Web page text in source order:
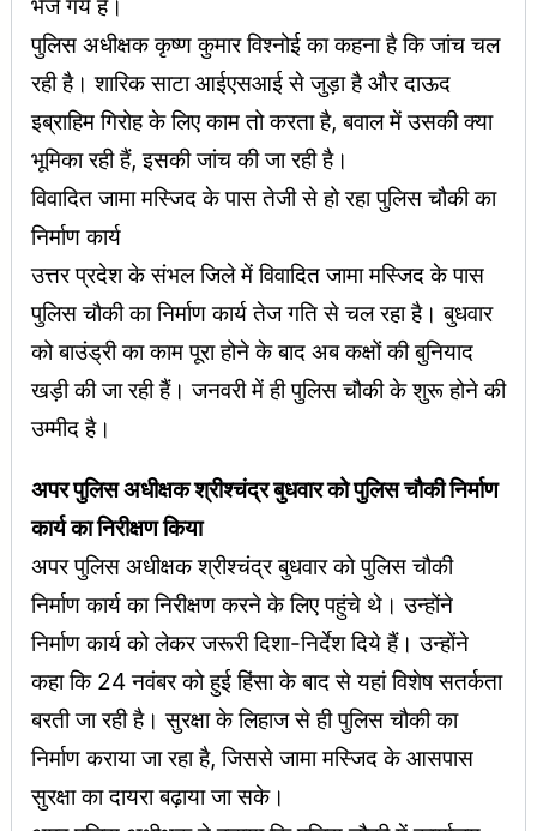
भेजे गये हैं।
पुलिस अधीक्षक कृष्ण कुमार विश्नोई का कहना है कि जांच चल
रही है। शारिक साटा आईएसआई से जुड़ा है और दाऊद
इब्राहिम गिरोह के लिए काम तो करता है, बवाल में उसकी क्या
भूमिका रही हैं, इसकी जांच की जा रही है।
विवादित जामा मस्जिद के पास तेजी से हो रहा पुलिस चौकी का
निर्माण कार्य
उत्तर प्रदेश के संभल जिले में विवादित जामा मस्जिद के पास
पुलिस चौकी का निर्माण कार्य तेज गति से चल रहा है। बुधवार
को बाउंड्री का काम पूरा होने के बाद अब कक्षों की बुनियाद
खड़ी की जा रही हैं। जनवरी में ही पुलिस चौकी के शुरू होने की
उम्मीद है।
अपर पुलिस अधीक्षक श्रीश्चंद्र बुधवार को पुलिस चौकी निर्माण
कार्य का निरीक्षण किया
अपर पुलिस अधीक्षक श्रीश्चंद्र बुधवार को पुलिस चौकी
निर्माण कार्य का निरीक्षण करने के लिए पहुंचे थे। उन्होंने
निर्माण कार्य को लेकर जरूरी दिशा-निर्देश दिये हैं। उन्होंने
कहा कि 24 नवंबर को हुई हिंसा के बाद से यहां विशेष सतर्कता
बरती जा रही है। सुरक्षा के लिहाज से ही पुलिस चौकी का
निर्माण कराया जा रहा है, जिससे जामा मस्जिद के आसपास
सुरक्षा का दायरा बढ़ाया जा सके।